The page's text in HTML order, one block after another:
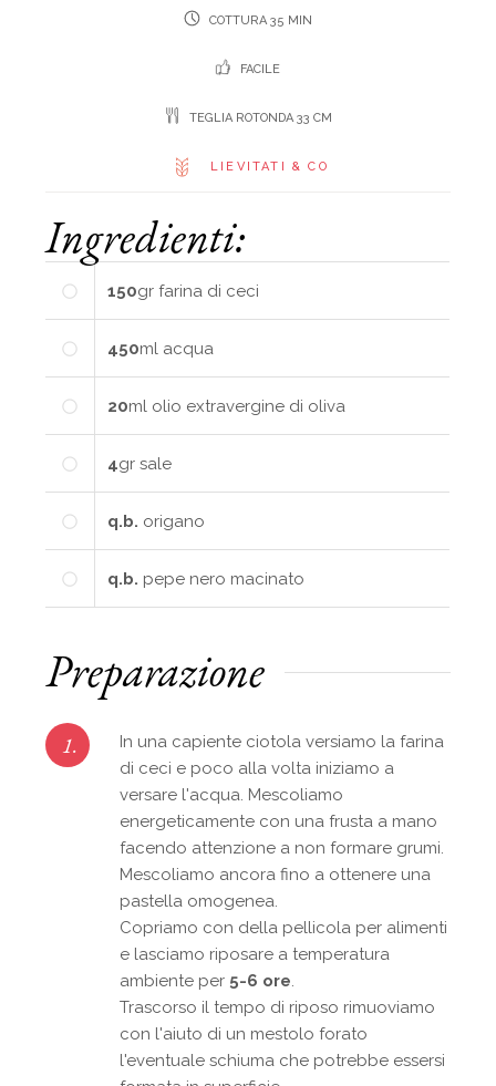
COTTURA 35 MIN
FACILE
TEGLIA ROTONDA 33 CM
LIEVITATI & CO
Ingredienti:
150gr farina di ceci
450ml acqua
20ml olio extravergine di oliva
4gr sale
q.b. origano
q.b. pepe nero macinato
Preparazione
1.
In una capiente ciotola versiamo la farina
di ceci e poco alla volta iniziamo a
versare l'acqua. Mescoliamo
energeticamente con una frusta a mano
facendo attenzione a non formare grumi.
Mescoliamo ancora fino a ottenere una
pastella omogenea.
Copriamo con della pellicola per alimenti
e lasciamo riposare a temperatura
ambiente per 5-6 ore.
Trascorso il tempo di riposo rimuoviamo
con l'aiuto di un mestolo forato
l'eventuale schiuma che potrebbe essersi